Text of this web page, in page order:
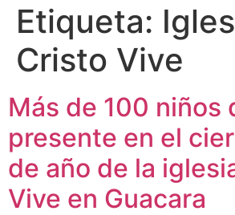
Etiqueta:
Cristo Vive
Más de 100 niños
presente en el
de año de la
Vive en Guacara